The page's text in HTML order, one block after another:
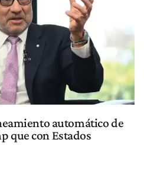
automático de
que con Estados